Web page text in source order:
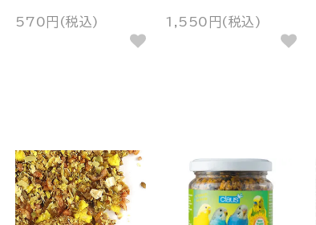
570円(税込) 1,550円(税込)